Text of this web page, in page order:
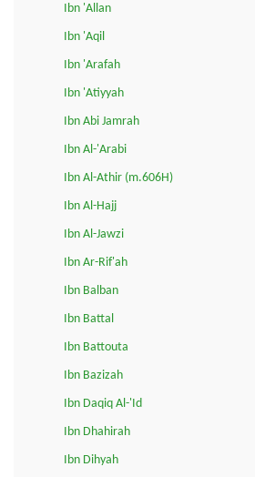
Ibn 'Allan
Ibn 'Aqil
Ibn 'Arafah
Ibn 'Atiyyah
Ibn Abi Jamrah
Ibn Al-'Arabi
Ibn Al-Athir (m.606H)
Ibn Al-Hajj
Ibn Al-Jawzi
Ibn Ar-Rif'ah
Ibn Balban
Ibn Battal
Ibn Battouta
Ibn Bazizah
Ibn Daqiq Al-'Id
Ibn Dhahirah
Ibn Dihyah